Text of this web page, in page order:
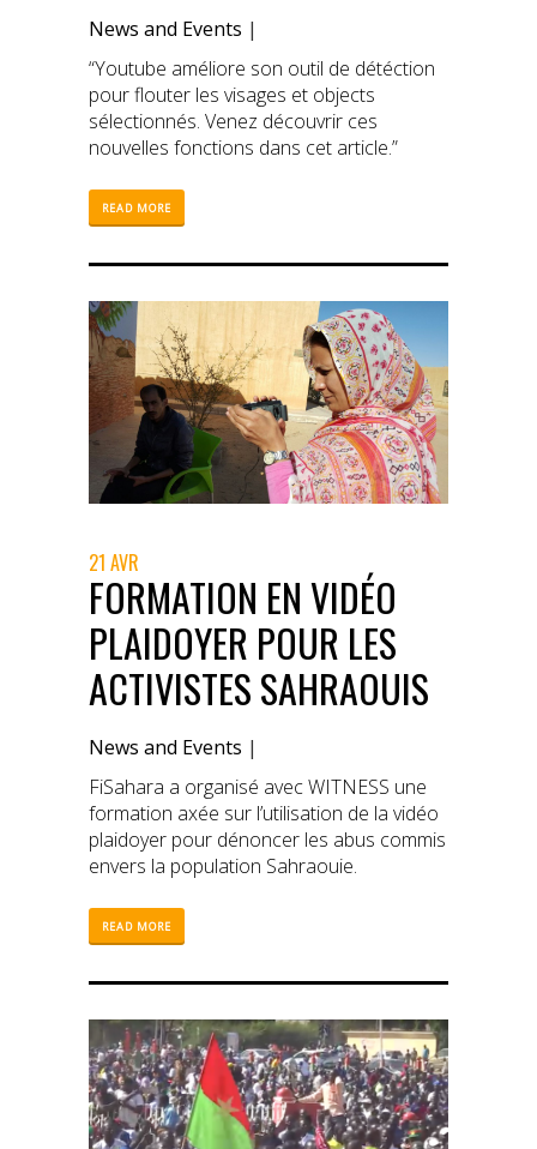
News and Events |
“Youtube améliore son outil de détéction
pour flouter les visages et objects
sélectionnés. Venez découvrir ces
nouvelles fonctions dans cet article.”
READ MORE
21 AVR
FORMATION EN VIDÉO
PLAIDOYER POUR LES
ACTIVISTES SAHRAOUIS
News and Events |
FiSahara a organisé avec WITNESS une
formation axée sur l’utilisation de la vidéo
plaidoyer pour dénoncer les abus commis
envers la population Sahraouie.
READ MORE